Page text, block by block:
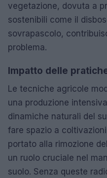
vegetazione, dovuta a
sostenibili come il
sovrapascolo,
problema.
Impatto delle
Le tecniche agricole
una produzione
dinamiche naturali del
fare spazio a
portato alla rimozione
un ruolo cruciale nel
suolo. Senza queste